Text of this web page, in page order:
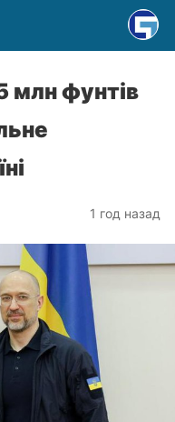
млн фунтів
1 год назад